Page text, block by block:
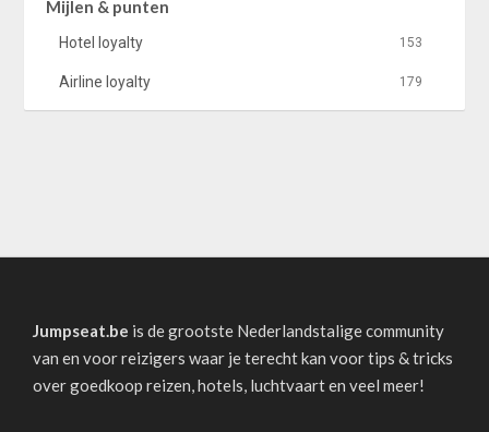
Mijlen & punten
153
Hotel loyalty
179
Airline loyalty
Jumpseat.be is de grootste Nederlandstalige community
van en voor reizigers waar je terecht kan voor tips & tricks
over goedkoop reizen, hotels, luchtvaart en veel meer!